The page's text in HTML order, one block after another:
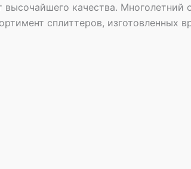
высочайшего качества. Многолетний
сплиттеров, изготовленных